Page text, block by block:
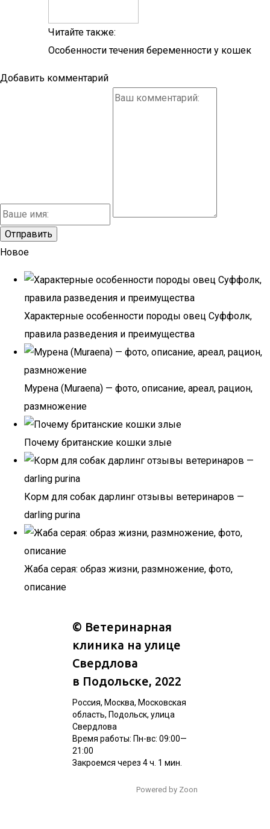
Читайте также:
Особенности течения беременности у кошек
Добавить комментарий
Новое
Характерные особенности породы овец Суффолк,
правила разведения и преимущества
Мурена (Muraena) — фото, описание, ареал, рацион,
размножение
Почему британские кошки злые
Корм для собак дарлинг отзывы ветеринаров —
darling purina
Жаба серая: образ жизни, размножение, фото,
описание
© Ветеринарная
клиника на улице
Свердлова
в Подольске, 2022
Россия, Москва, Московская
область, Подольск, улица
Свердлова
Время работы: Пн-вс: 09:00—
21:00
Закроемся через 4 ч. 1 мин.
Powered by Zoon